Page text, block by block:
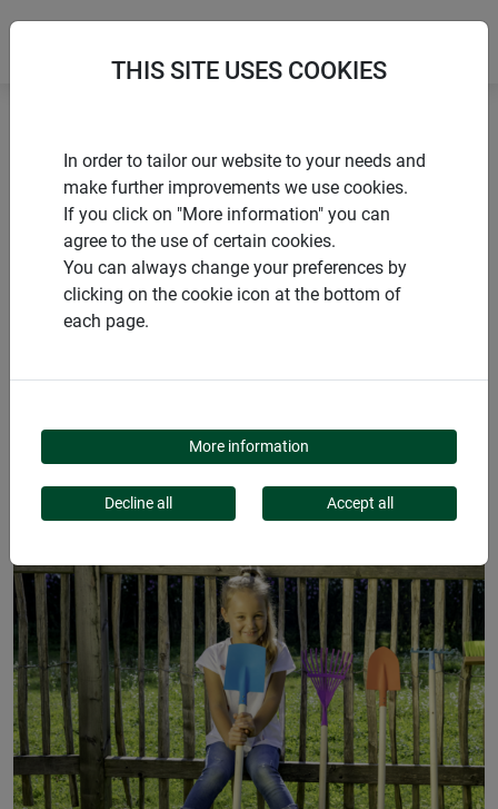
Accueil
Jardinage & accessoires
Outils de jardinage pour enfants
PRODUITS
OUTILS DE JARDINAGE
POUR ENFANTS
THIS SITE USES COOKIES
In order to tailor our website to your needs and
make further improvements we use cookies.
If you click on "More information" you can
agree to the use of certain cookies.
You can always change your preferences by
clicking on the cookie icon at the bottom of
each page.
More information
Decline all Accept all